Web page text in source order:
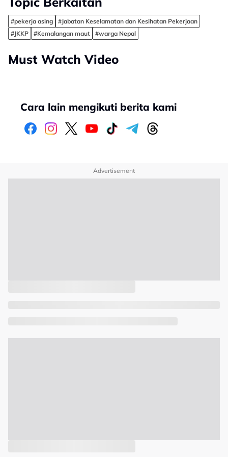
#pekerja asing
#Jabatan Keselamatan dan Kesihatan Pekerjaan
#JKKP
#Kemalangan maut #warga Nepal
Must Watch Video
Cara lain mengikuti berita kami
Advertisement